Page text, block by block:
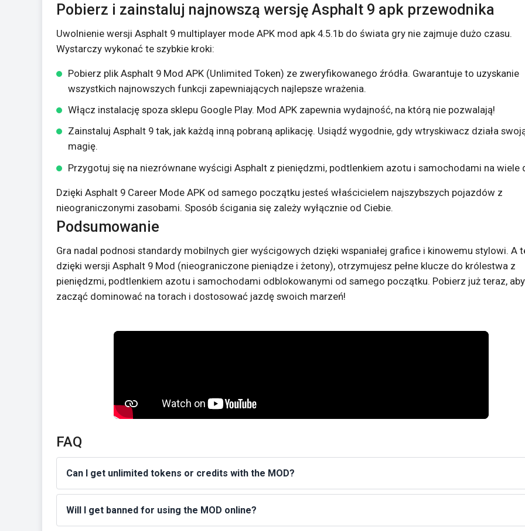
Pobierz i zainstaluj najnowszą wersję Asphalt 9 apk przewodnika
Uwolnienie wersji Asphalt 9 multiplayer mode APK mod apk 4.5.1b do świata gry nie zajmuje dużo czasu.
Wystarczy wykonać te szybkie kroki:
Pobierz plik Asphalt 9 Mod APK (Unlimited Token) ze zweryfikowanego źródła. Gwarantuje to uzyskanie
wszystkich najnowszych funkcji zapewniających najlepsze wrażenia.
Włącz instalację spoza sklepu Google Play. Mod APK zapewnia wydajność, na którą nie pozwalają!
Zainstaluj Asphalt 9 tak, jak każdą inną pobraną aplikację. Usiądź wygodnie, gdy wtryskiwacz działa
magię.
Przygotuj się na niezrównane wyścigi Asphalt z pieniędzmi, podtlenkiem azotu i samochodami na wiele
Dzięki Asphalt 9 Career Mode APK od samego początku jesteś właścicielem najszybszych pojazdów z
nieograniczonymi zasobami. Sposób ścigania się zależy wyłącznie od Ciebie.
Podsumowanie
Gra nadal podnosi standardy mobilnych gier wyścigowych dzięki wspaniałej grafice i kinowemu stylowi. A
dzięki wersji Asphalt 9 Mod (nieograniczone pieniądze i żetony), otrzymujesz pełne klucze do królestwa z
pieniędzmi, podtlenkiem azotu i samochodami odblokowanymi od samego początku. Pobierz już teraz, aby
zacząć dominować na torach i dostosować jazdę swoich marzeń!
FAQ
Can I get unlimited tokens or credits with the MOD?
Will I get banned for using the MOD online?